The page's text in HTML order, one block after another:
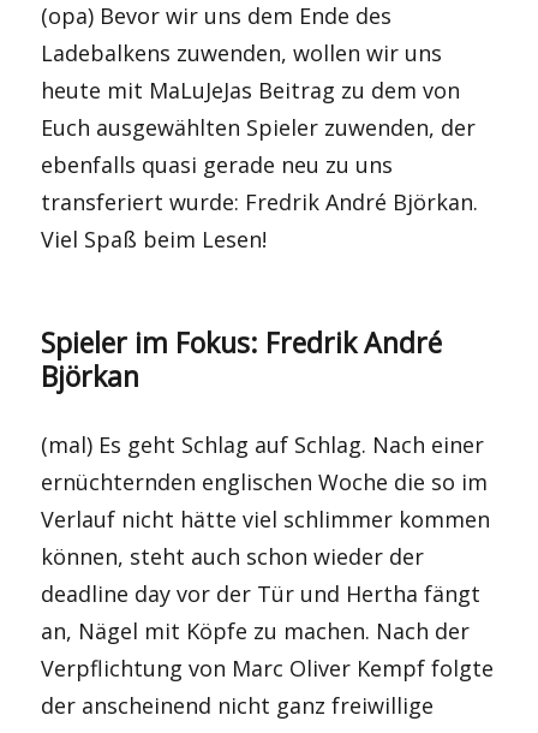
(opa) Bevor wir uns dem Ende des
Ladebalkens zuwenden, wollen wir uns
heute mit MaLuJeJas Beitrag zu dem von
Euch ausgewählten Spieler zuwenden, der
ebenfalls quasi gerade neu zu uns
transferiert wurde: Fredrik André Björkan.
Viel Spaß beim Lesen!
Spieler im Fokus: Fredrik André
Björkan
(mal) Es geht Schlag auf Schlag. Nach einer
ernüchternden englischen Woche die so im
Verlauf nicht hätte viel schlimmer kommen
können, steht auch schon wieder der
deadline day vor der Tür und Hertha fängt
an, Nägel mit Köpfe zu machen. Nach der
Verpflichtung von Marc Oliver Kempf folgte
der anscheinend nicht ganz freiwillige